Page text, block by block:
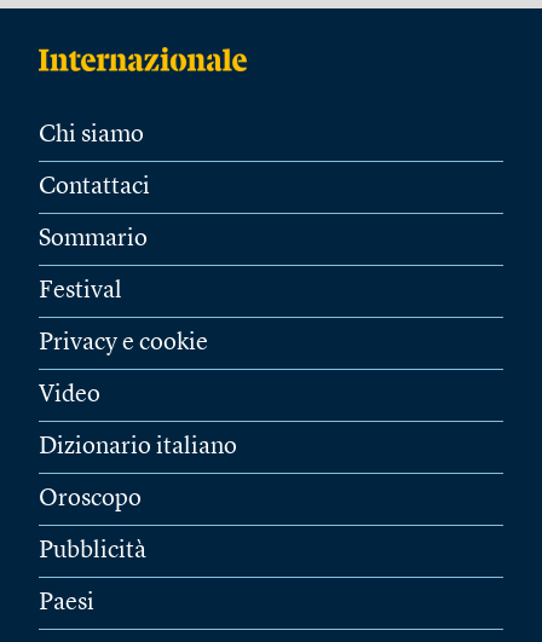
Chi siamo
Contattaci
Sommario
Festival
Privacy e cookie
Video
Dizionario italiano
Oroscopo
Pubblicità
Paesi